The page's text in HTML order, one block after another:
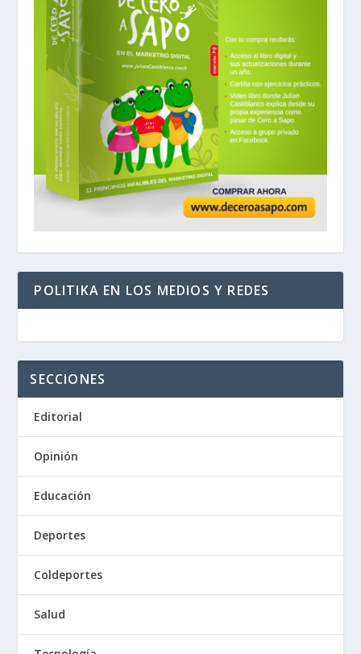
POLITIKA EN LOS MEDIOS Y REDES
SECCIONES
Editorial
Opinión
Educación
Deportes
Coldeportes
Salud